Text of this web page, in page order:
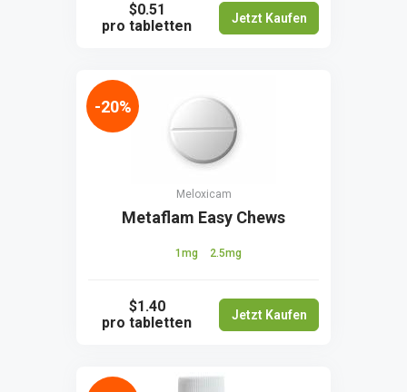
$0.51
pro tabletten
Jetzt Kaufen
Meloxicam
Metaflam Easy Chews
1mg 2.5mg
$1.40
pro tabletten
Jetzt Kaufen
-20%